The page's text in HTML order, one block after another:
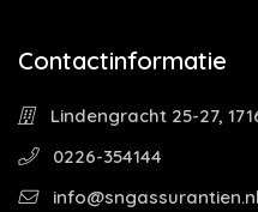
Contactinformatie
Lindengracht 25-27,
0226-354144
info@sngassurantien.nl